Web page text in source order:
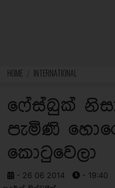
HOME INTERNATIONAL
ෆේස්බුක්
පැමිණි
කොටුවෙලා
- 26 06 2014 - 19:40